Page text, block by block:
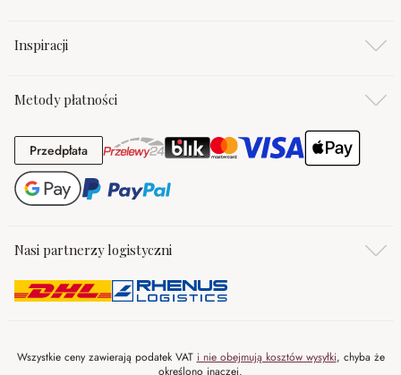
Inspiracji
Metody płatności
PrzedpłataPrzedpłata
Nasi partnerzy logistyczni
Wszystkie ceny zawierają podatek VAT i nie obejmują kosztów wysyłki, chyba że